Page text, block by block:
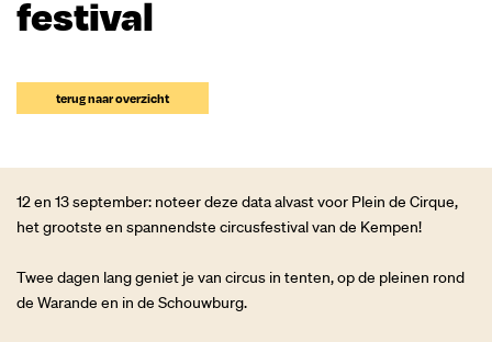
festival
terug naar overzicht
12 en 13 september: noteer deze data alvast voor Plein de Cirque,
het grootste en spannendste circusfestival van de Kempen!
Twee dagen lang geniet je van circus in tenten, op de pleinen rond
de Warande en in de Schouwburg.